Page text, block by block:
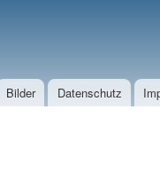
Bilder Datenschutz